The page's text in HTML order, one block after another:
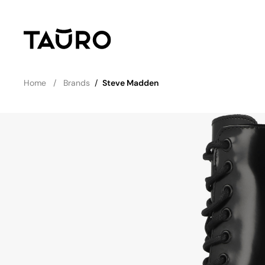
Home Brands / Steve Madden